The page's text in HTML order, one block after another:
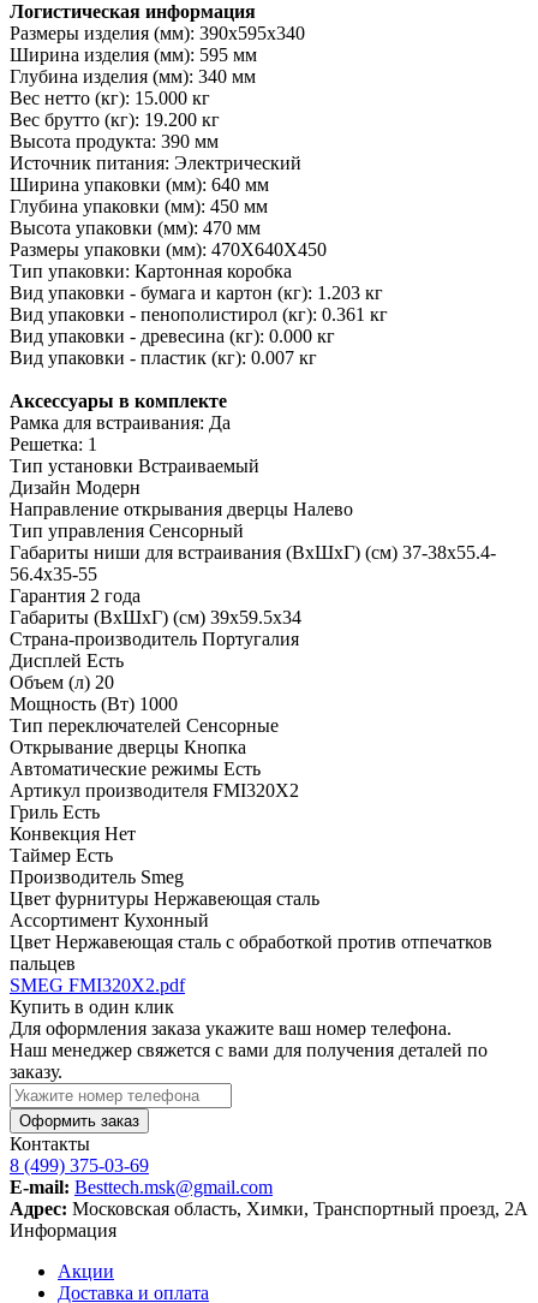
Логистическая информация
Размеры изделия (мм): 390x595x340
Ширина изделия (мм): 595 мм
Глубина изделия (мм): 340 мм
Вес нетто (кг): 15.000 кг
Вес брутто (кг): 19.200 кг
Высота продукта: 390 мм
Источник питания: Электрический
Ширина упаковки (мм): 640 мм
Глубина упаковки (мм): 450 мм
Высота упаковки (мм): 470 мм
Размеры упаковки (мм): 470X640X450
Тип упаковки: Картонная коробка
Вид упаковки - бумага и картон (кг): 1.203 кг
Вид упаковки - пенополистирол (кг): 0.361 кг
Вид упаковки - древесина (кг): 0.000 кг
Вид упаковки - пластик (кг): 0.007 кг
Аксессуары в комплекте
Рамка для встраивания: Да
Решетка: 1
Тип установки Встраиваемый
Дизайн Модерн
Направление открывания дверцы Налево
Тип управления Сенсорный
Габариты ниши для встраивания (ВхШхГ) (см) 37-38х55.4-
56.4х35-55
Гарантия 2 года
Габариты (ВхШхГ) (см) 39х59.5х34
Страна-производитель Португалия
Дисплей Есть
Объем (л) 20
Мощность (Вт) 1000
Тип переключателей Сенсорные
Открывание дверцы Кнопка
Автоматические режимы Есть
Артикул производителя FMI320X2
Гриль Есть
Конвекция Нет
Таймер Есть
Производитель Smeg
Цвет фурнитуры Нержавеющая сталь
Ассортимент Кухонный
Цвет Нержавеющая сталь с обработкой против отпечатков
пальцев
SMEG FMI320X2.pdf
Купить в один клик
Для оформления заказа укажите ваш номер телефона.
Наш менеджер свяжется с вами для получения деталей по
заказу.
Оформить заказ
Контакты
8 (499) 375-03-69
E-mail: Besttech.msk@gmail.com
Адрес: Московская область, Химки, Транспортный проезд, 2А
Информация
Акции
Доставка и оплата